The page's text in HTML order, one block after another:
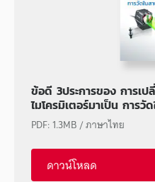
ข้อดี 3ประการของ การเป
ไมโครมิเตอร์มาเป็น การวั
PDF: 1.3MB/ภาษาไทย
ดาวน์โหลด